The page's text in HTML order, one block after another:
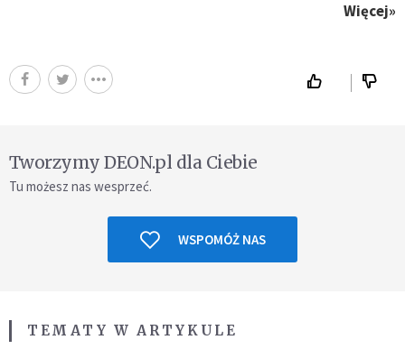
Więcej»
Tworzymy DEON.pl dla Ciebie
Tu możesz nas wesprzeć.
WSPOMÓŻ NAS
TEMATY W ARTYKULE